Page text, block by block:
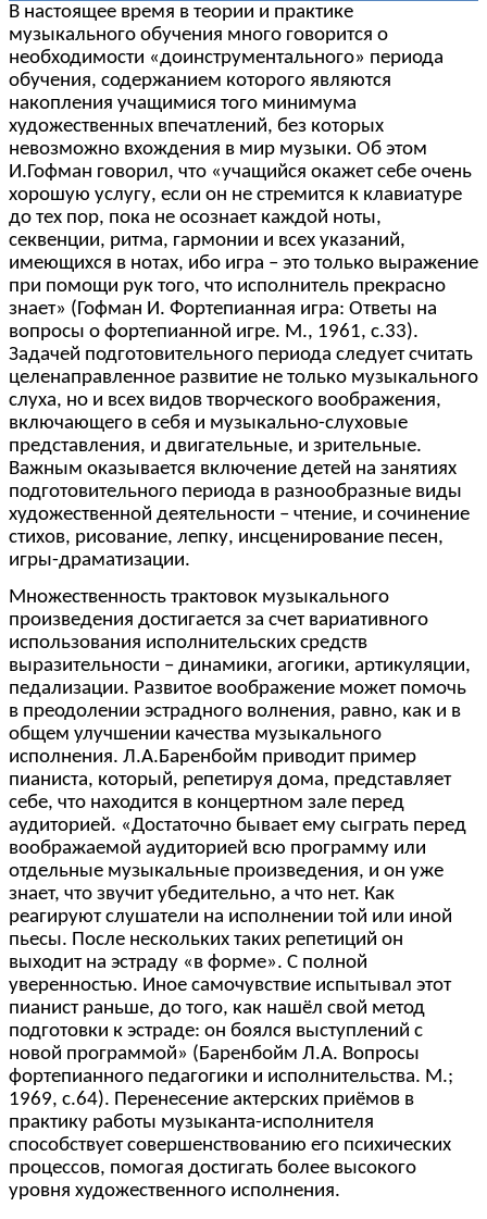
В настоящее время в теории и практике
музыкального обучения много говорится о
необходимости «доинструментального» периода
обучения, содержанием которого являются
накопления учащимися того минимума
художественных впечатлений, без которых
невозможно вхождения в мир музыки. Об этом
И.Гофман говорил, что «учащийся окажет себе очень
хорошую услугу, если он не стремится к клавиатуре
до тех пор, пока не осознает каждой ноты,
секвенции, ритма, гармонии и всех указаний,
имеющихся в нотах, ибо игра – это только выражение
при помощи рук того, что исполнитель прекрасно
знает» (Гофман И. Фортепианная игра: Ответы на
вопросы о фортепианной игре. М., 1961, с.33).
Задачей подготовительного периода следует считать
целенаправленное развитие не только музыкального
слуха, но и всех видов творческого воображения,
включающего в себя и музыкально-слуховые
представления, и двигательные, и зрительные.
Важным оказывается включение детей на занятиях
подготовительного периода в разнообразные виды
художественной деятельности – чтение, и сочинение
стихов, рисование, лепку, инсценирование песен,
игры-драматизации.
Множественность трактовок музыкального
произведения достигается за счет вариативного
использования исполнительских средств
выразительности – динамики, агогики, артикуляции,
педализации. Развитое воображение может помочь
в преодолении эстрадного волнения, равно, как и в
общем улучшении качества музыкального
исполнения. Л.А.Баренбойм приводит пример
пианиста, который, репетируя дома, представляет
себе, что находится в концертном зале перед
аудиторией. «Достаточно бывает ему сыграть перед
воображаемой аудиторией всю программу или
отдельные музыкальные произведения, и он уже
знает, что звучит убедительно, а что нет. Как
реагируют слушатели на исполнении той или иной
пьесы. После нескольких таких репетиций он
выходит на эстраду «в форме». С полной
уверенностью. Иное самочувствие испытывал этот
пианист раньше, до того, как нашёл свой метод
подготовки к эстраде: он боялся выступлений с
новой программой» (Баренбойм Л.А. Вопросы
фортепианного педагогики и исполнительства. М.;
1969, с.64). Перенесение актерских приёмов в
практику работы музыканта-исполнителя
способствует совершенствованию его психических
процессов, помогая достигать более высокого
уровня художественного исполнения.